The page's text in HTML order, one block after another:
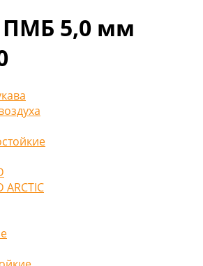
5,0 мм
ARCTIC